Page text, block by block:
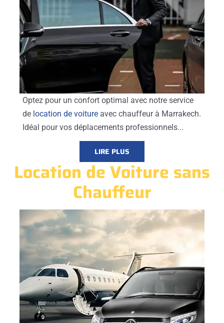
Optez pour un confort optimal avec notre service
de location de voiture avec chauffeur à Marrakech.
Idéal pour vos déplacements professionnels...
LIRE PLUS
Location de Voiture sans
Chauffeur